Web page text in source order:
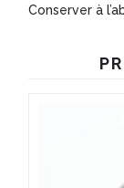
Conserver à